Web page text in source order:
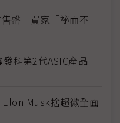
售罄 買家「祕而不
科第2代ASIC產品
Musk捨超微全面